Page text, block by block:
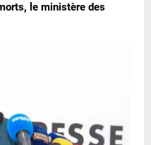
le ministère des